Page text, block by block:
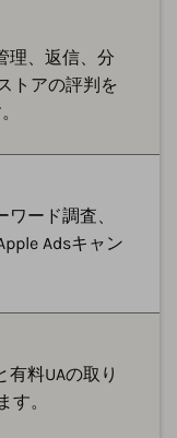
理、返信、分
トアの評判を
ード調査、
Adsキャン
料UAの取り
。